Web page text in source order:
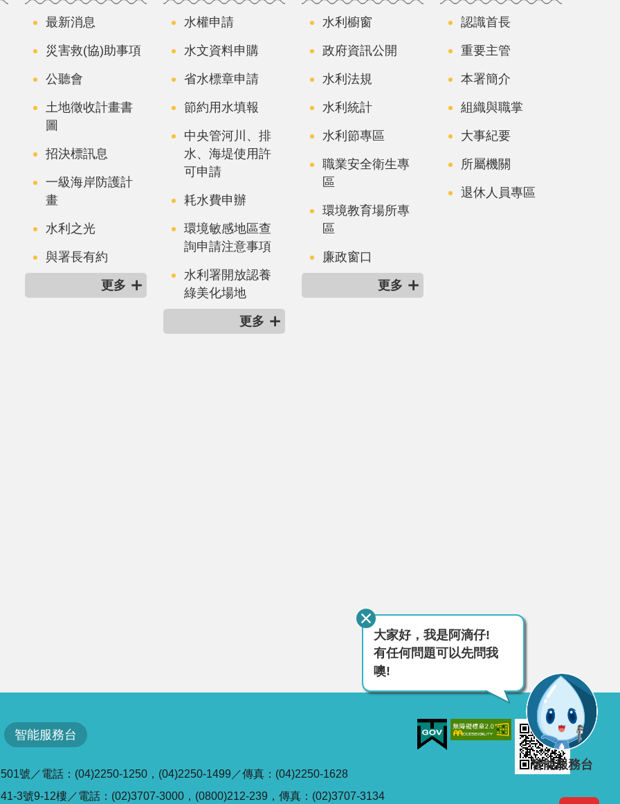
最新消息
災害救(協)助事項
公聽會
土地徵收計畫書
圖
招決標訊息
一級海岸防護計
畫
水利之光
與署長有約
更多
水權申請
水文資料申購
省水標章申請
節約用水填報
中央管河川、排
水、海堤使用許
可申請
耗水費申辦
環境敏感地區查
詢申請注意事項
水利署開放認養
綠美化場地
更多
水利櫥窗
政府資訊公開
水利法規
水利統計
水利節專區
職業安全衛生專
區
環境教育場所專
區
廉政窗口
更多
認識首長
重要主管
本署簡介
組織與職掌
大事紀要
所屬機關
退休人員專區
智能服務台
號／電話：(04)2250-1250，(04)2250-1499／傳真：(04)2250-1628
3號9-12樓／電話：(02)3707-3000，(0800)212-239，傳真：(02)3707-3134
大家好，我是阿滴仔!
有任何問題可以先問我
噢!
智能服務台